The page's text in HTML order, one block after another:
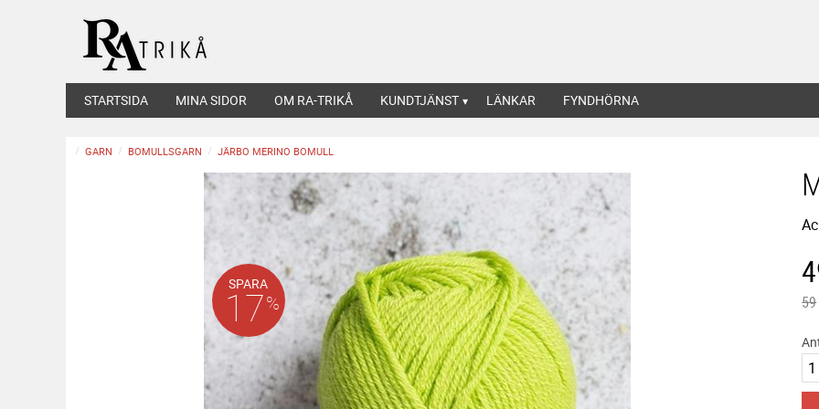
STARTSIDA MINA SIDOR OM RA-TRIKÅ KUNDTJÄNST LÄNKAR FYNDHÖRNA
GARN BOMULLSGARN JÄRBO MERINO BOMULL
SPARA
17% 59